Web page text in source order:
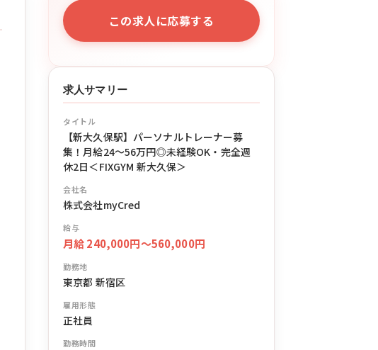
この求人に応募する
求人サマリー
タイトル
【新大久保駅】パーソナルトレーナー募
集！月給24〜56万円◎未経験OK・完全週
休2日＜FIXGYM 新大久保＞
会社名
株式会社myCred
給与
月給 240,000円〜560,000円
勤務地
東京都 新宿区
雇用形態
正社員
勤務時間